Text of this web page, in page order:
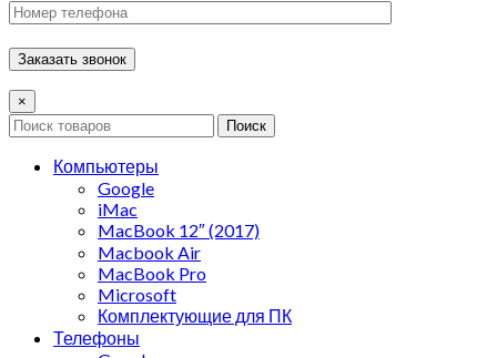
×
Поиск
Компьютеры
Google
iMac
MacBook 12″ (2017)
Macbook Air
MacBook Pro
Microsoft
Комплектующие для ПК
Телефоны